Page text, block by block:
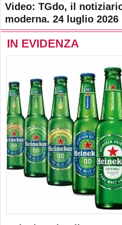
Video: TGdo, il
moderna. 24 luglio 2026
IN EVIDENZA